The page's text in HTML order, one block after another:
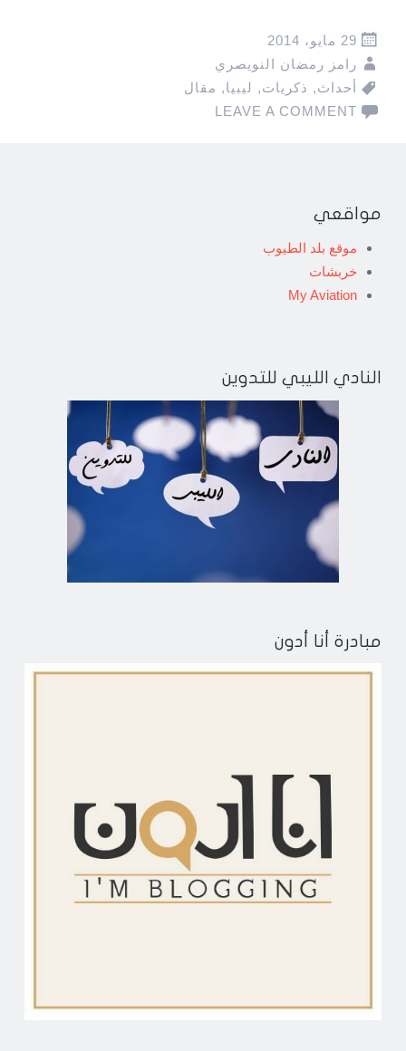
29 مايو، 2014
رامز رمضان النويصري
أحداث, ذكريات, ليبيا, مقال
LEAVE A COMMENT
مواقعي
موقع بلد الطيوب
خربشات
My Aviation
النادي الليبي للتدوين
مبادرة أنا أدون